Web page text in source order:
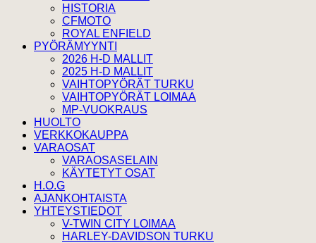
HISTORIA
CFMOTO
ROYAL ENFIELD
PYÖRÄMYYNTI
2026 H-D MALLIT
2025 H-D MALLIT
VAIHTOPYÖRÄT TURKU
VAIHTOPYÖRÄT LOIMAA
MP-VUOKRAUS
HUOLTO
VERKKOKAUPPA
VARAOSAT
VARAOSASELAIN
KÄYTETYT OSAT
H.O.G
AJANKOHTAISTA
YHTEYSTIEDOT
V-TWIN CITY LOIMAA
HARLEY-DAVIDSON TURKU